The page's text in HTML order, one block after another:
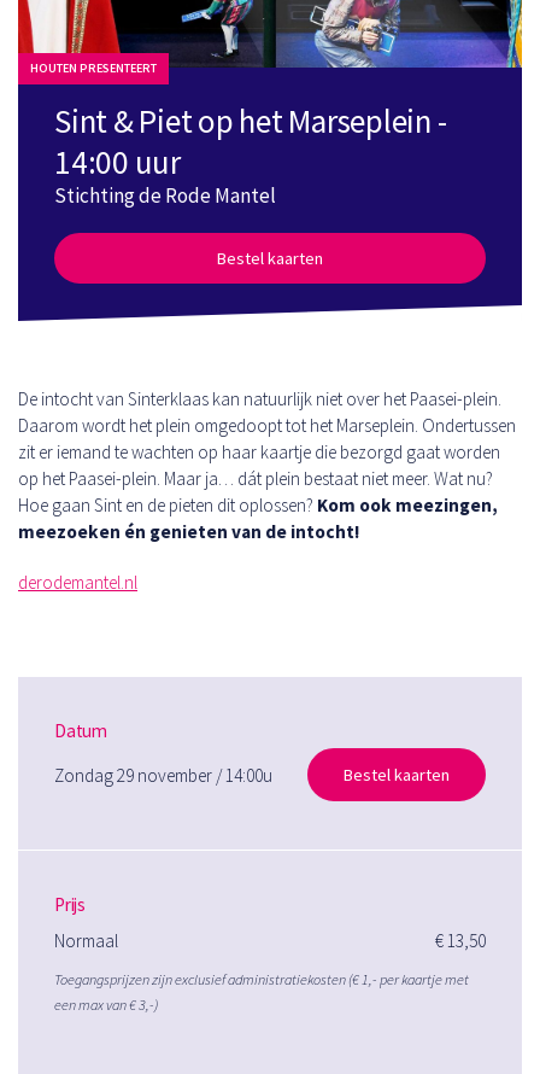
HOUTEN PRESENTEERT
Sint & Piet op het Marseplein -
14:00 uur
Stichting de Rode Mantel
Bestel kaarten
De intocht van Sinterklaas kan natuurlijk niet over het Paasei-plein.
Daarom wordt het plein omgedoopt tot het Marseplein. Ondertussen
zit er iemand te wachten op haar kaartje die bezorgd gaat worden
op het Paasei-plein. Maar ja… dát plein bestaat niet meer. Wat nu?
Hoe gaan Sint en de pieten dit oplossen? Kom ook meezingen,
meezoeken én genieten van de intocht!
derodemantel.nl
Datum
Zondag 29 november / 14:00u
Bestel kaarten
Prijs
Normaal
€ 13,50
Toegangsprijzen zijn exclusief administratiekosten (€ 1,- per kaartje met
een max van € 3,-)